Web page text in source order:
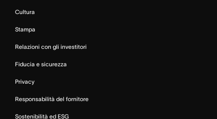
Cultura
Stampa
Relazioni con gli investitori
Fiducia e sicurezza
Privacy
Responsabilità del fornitore
Sostenibilità ed ESG